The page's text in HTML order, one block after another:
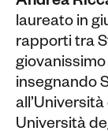
laureato in
rapporti tra
insegnando
Università